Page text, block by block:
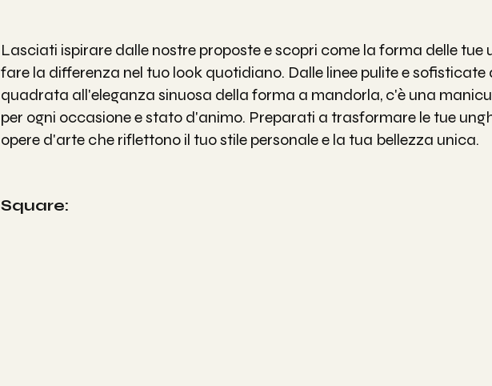
Lasciati ispirare dalle nostre proposte e scopri come la forma delle tue
fare la differenza nel tuo look quotidiano. Dalle linee pulite e
quadrata all'eleganza sinuosa della forma a mandorla, c'è una
per ogni occasione e stato d'animo. Preparati a trasformare le tue
opere d'arte che riflettono il tuo stile personale e la tua bellezza unica.
Square: